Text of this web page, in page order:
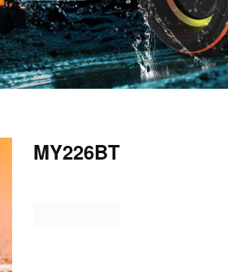
MY226BT